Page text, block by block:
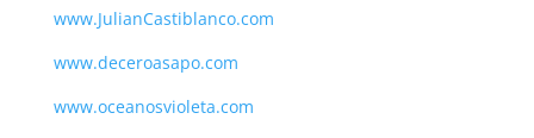
www.JulianCastiblanco.com
www.deceroasapo.com
www.oceanosvioleta.com